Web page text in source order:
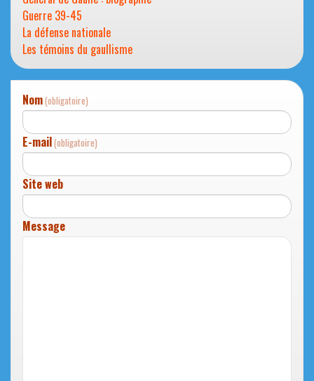
Guerre 39-45
La défense nationale
Les témoins du gaullisme
Nom(obligatoire)
E-mail(obligatoire)
Site web
Message